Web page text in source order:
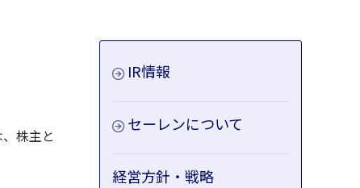
株主と
IR情報
セーレンについて
経営方針・戦略